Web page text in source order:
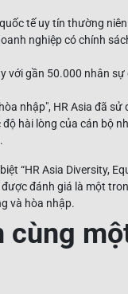
tế uy tín thường
nghiệp có chính
gần 50.000 nhân
nhập", HR Asia đã
hài lòng của cán bộ
“HR Asia Diversity,
đánh giá là một
và hòa nhập.
cùng